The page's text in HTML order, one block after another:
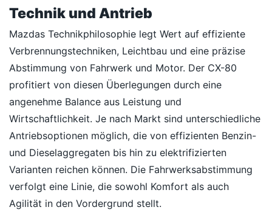
Technik und Antrieb
Mazdas Technikphilosophie legt Wert auf effiziente
Verbrennungstechniken, Leichtbau und eine präzise
Abstimmung von Fahrwerk und Motor. Der CX-80
profitiert von diesen Überlegungen durch eine
angenehme Balance aus Leistung und
Wirtschaftlichkeit. Je nach Markt sind unterschiedliche
Antriebsoptionen möglich, die von effizienten Benzin-
und Dieselaggregaten bis hin zu elektrifizierten
Varianten reichen können. Die Fahrwerksabstimmung
verfolgt eine Linie, die sowohl Komfort als auch
Agilität in den Vordergrund stellt.